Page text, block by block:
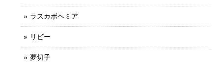
ラスカボヘミア
リビー
夢切子